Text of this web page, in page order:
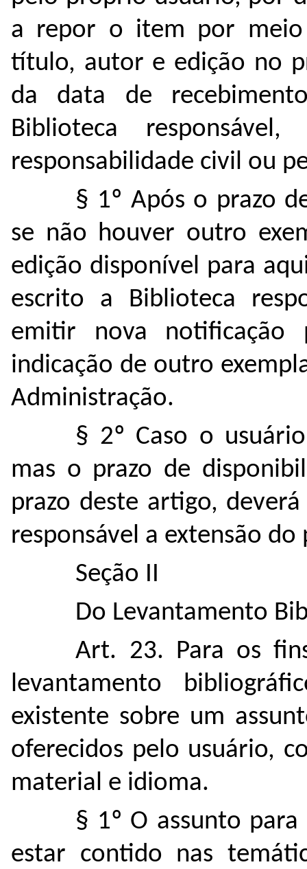
a repor o item por
título, autor e edição no
da data de
Biblioteca
responsabilidade civil ou
§ 1º Após o prazo
se não houver outro
edição disponível para
escrito a Biblioteca
emitir nova notificação
indicação de outro
Administração.
§ 2º Caso o
mas o prazo de
prazo deste artigo,
responsável a extensão do
Seção II
Do Levantamento
Art. 23. Para os
levantamento
existente sobre um
oferecidos pelo usuário,
material e idioma.
§ 1º O assunto
estar contido nas